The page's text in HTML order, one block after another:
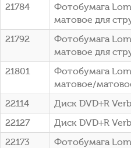
21784
Фотобумага
матовое для
21792
Фотобумага
матовое для
21801
Фотобумага
матовое/
22114
Диск DVD+R
22127
Диск DVD+R
22173
Фотобумага